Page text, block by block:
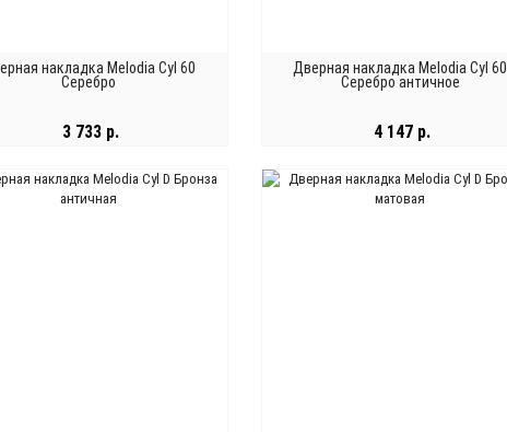
накладка Melodia Cyl 60
Серебро
3 733 р.
В КОРЗИНУ
Дверная накладка Melodia Cyl 60
Серебро античное
4 147 р.
В КОРЗИНУ